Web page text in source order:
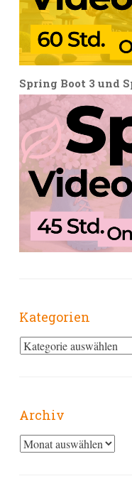
Spring Boot 3 und
Kategorien
Kategorien
Archiv
Archiv